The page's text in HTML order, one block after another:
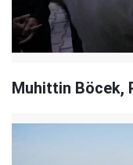
Muhittin Böcek,